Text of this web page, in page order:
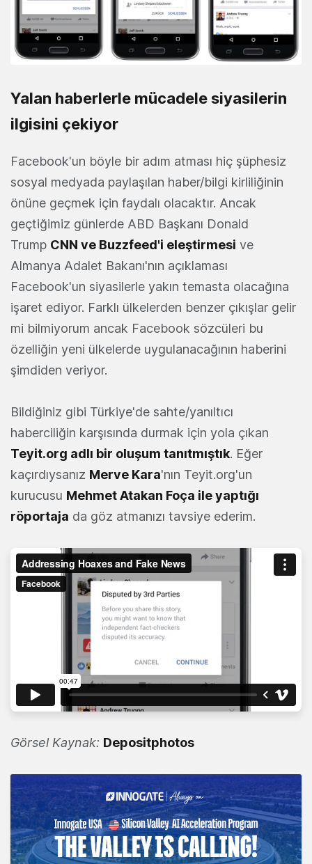
Yalan haberlerle mücadele siyasilerin
ilgisini çekiyor
Facebook'un böyle bir adım atması hiç şüphesiz
sosyal medyada paylaşılan haber/bilgi kirliliğinin
önüne geçmek için faydalı olacaktır. Ancak
geçtiğimiz günlerde ABD Başkanı Donald
Trump CNN ve Buzzfeed'i eleştirmesi ve
Almanya Adalet Bakanı'nın açıklaması
Facebook'un siyasilerle yakın temasta olacağına
işaret ediyor. Farklı ülkelerden benzer çıkışlar gelir
mi bilmiyorum ancak Facebook sözcüleri bu
özelliğin yeni ülkelerde uygulanacağının haberini
şimdiden veriyor.
Bildiğiniz gibi Türkiye'de sahte/yanıltıcı
haberciliğin karşısında durmak için yola çıkan
Teyit.org adlı bir oluşum tanıtmıştık. Eğer
kaçırdıysanız Merve Kara'nın Teyit.org'un
kurucusu Mehmet Atakan Foça ile yaptığı
röportaja da göz atmanızı tavsiye ederim.
Görsel Kaynak: Depositphotos